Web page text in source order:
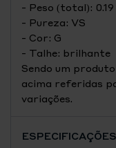
- Peso (total):
- Pureza: VS
- Cor: G
- Talhe: brilhante
Sendo um
acima referidas
variações.
ESPECIFICAÇÕES